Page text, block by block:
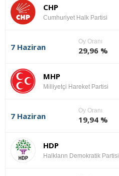
CHP
Cumhuriyet Halk Partisi
7 Haziran
Oy Oranı
29,96 %
MHP
Milliyetçi Hareket Partisi
7 Haziran
Oy Oranı
19,94 %
HDP
Halkların Demokratik Partisi